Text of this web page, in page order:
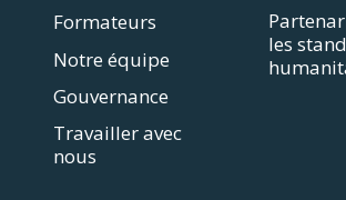
Formateurs
Notre équipe
Gouvernance
Travailler avec
nous
les